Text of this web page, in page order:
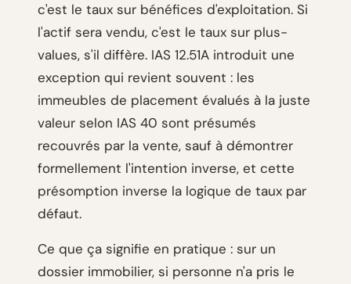
c'est le taux sur bénéfices d'exploitation. Si
l'actif sera vendu, c'est le taux sur plus-
values, s'il diffère. IAS 12.51A introduit une
exception qui revient souvent : les
immeubles de placement évalués à la juste
valeur selon IAS 40 sont présumés
recouvrés par la vente, sauf à démontrer
formellement l'intention inverse, et cette
présomption inverse la logique de taux par
défaut.
Ce que ça signifie en pratique : sur un
dossier immobilier, si personne n'a pris le